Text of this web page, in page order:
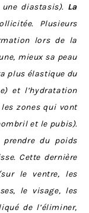
diastasis). La
Plusieurs
lors de la
mieux sa peau
plus élastique du
et l’hydratation
zones qui vont
et le pubis).
du poids
Cette dernière
le ventre, les
le visage, les
de l’éliminer,